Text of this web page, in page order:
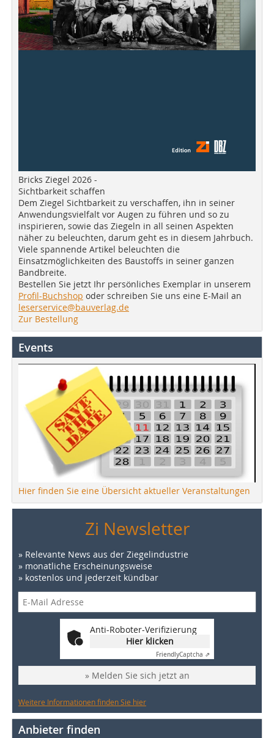
Bricks Ziegel 2026 -
Sichtbarkeit schaffen
Dem Ziegel Sichtbarkeit zu verschaffen, ihn in seiner
Anwendungsvielfalt vor Augen zu führen und so zu
inspirieren, sowie das Ziegeln in all seinen Aspekten
näher zu beleuchten, darum geht es in diesem Jahrbuch.
Viele spannende Artikel beleuchten die
Einsatzmöglichkeiten des Baustoffs in seiner ganzen
Bandbreite.
Bestellen Sie jetzt Ihr persönliches Exemplar in unserem
Profil-Buchshop oder schreiben Sie uns eine E-Mail an
leserservice@bauverlag.de
Zur Bestellung
Events
Hier finden Sie eine Übersicht aktueller Veranstaltungen
Zi Newsletter
» Relevante News aus der Ziegelindustrie
» monatliche Erscheinungsweise
» kostenlos und jederzeit kündbar
Anti-Roboter-Verifizierung
Hier klicken
FriendlyCaptcha ⇗
» Melden Sie sich jetzt an
Weitere Informationen finden Sie hier
Anbieter finden